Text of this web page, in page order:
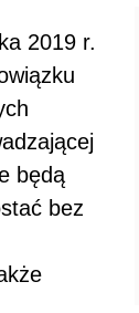
2019 r.
będą
bez